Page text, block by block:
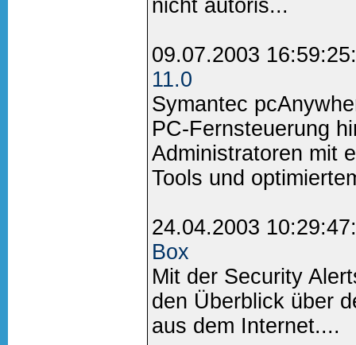
nicht autoris...
09.07.2003
11.0
Symantec
PC-Fernsteuerung
Administratoren mit
Tools und
24.04.2003
Box
Mit der Security
den Überblick über
aus dem Internet....